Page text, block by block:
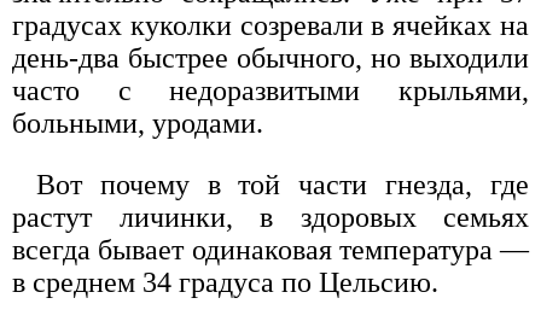
градусах куколки созревали в ячейках на
день-два быстрее обычного, но выходили
часто с недоразвитыми крыльями,
больными, уродами.
Вот почему в той части гнезда, где
растут личинки, в здоровых семьях
всегда бывает одинаковая температура —
в среднем 34 градуса по Цельсию.